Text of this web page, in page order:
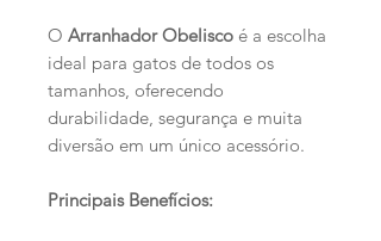
O Arranhador Obelisco é a escolha
ideal para gatos de todos os
tamanhos, oferecendo
durabilidade, segurança e muita
diversão em um único acessório.
Principais Benefícios: